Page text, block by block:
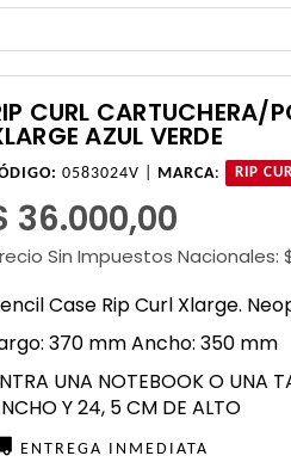
CURL CARTUCHERA/
AZUL VERDE
0583024V | MARCA: RIP
36.000,00
Sin Impuestos Nacionales:
Case Rip Curl Xlarge.
370 mm Ancho: 350 mm
UNA NOTEBOOK O UNA
Y 24, 5 CM DE ALTO
ENTREGA INMEDIATA